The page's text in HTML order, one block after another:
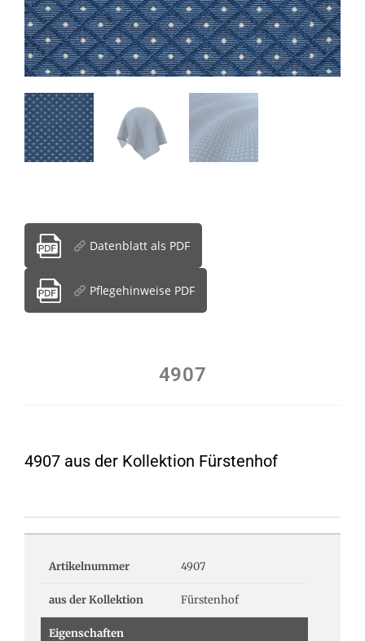
Datenblatt als PDF
Pflegehinweise PDF
4907
4907 aus der Kollektion Fürstenhof
Artikelnummer 4907
aus der Kollektion Fürstenhof
Eigenschaften